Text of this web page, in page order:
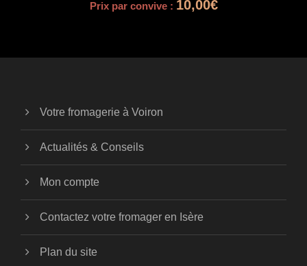
Prix par convive : 10,00€
Votre fromagerie à Voiron
Actualités & Conseils
Mon compte
Contactez votre fromager en Isère
Plan du site